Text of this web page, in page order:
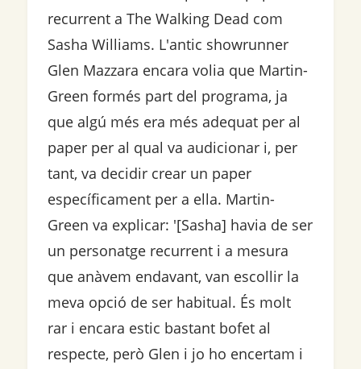
recurrent a The Walking Dead com
Sasha Williams. L'antic showrunner
Glen Mazzara encara volia que Martin-
Green formés part del programa, ja
que algú més era més adequat per al
paper per al qual va audicionar i, per
tant, va decidir crear un paper
específicament per a ella. Martin-
Green va explicar: '[Sasha] havia de ser
un personatge recurrent i a mesura
que anàvem endavant, van escollir la
meva opció de ser habitual. És molt
rar i encara estic bastant bofet al
respecte, però Glen i jo ho encertam i